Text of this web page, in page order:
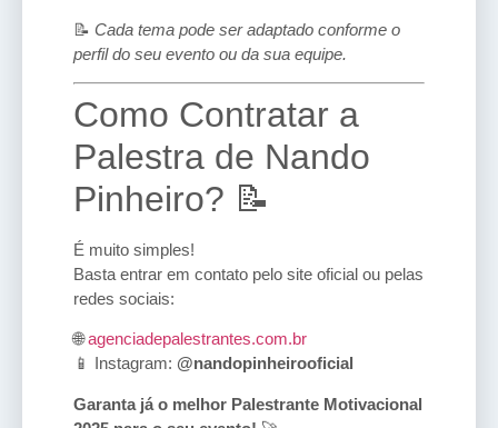
📝 Cada tema pode ser adaptado conforme o
perfil do seu evento ou da sua equipe.
Como Contratar a
Palestra de Nando
Pinheiro? 📝
É muito simples!
Basta entrar em contato pelo site oficial ou pelas
redes sociais:
🌐agenciadepalestrantes.com.br
📱 Instagram: @nandopinheirooficial
Garanta já o melhor Palestrante Motivacional